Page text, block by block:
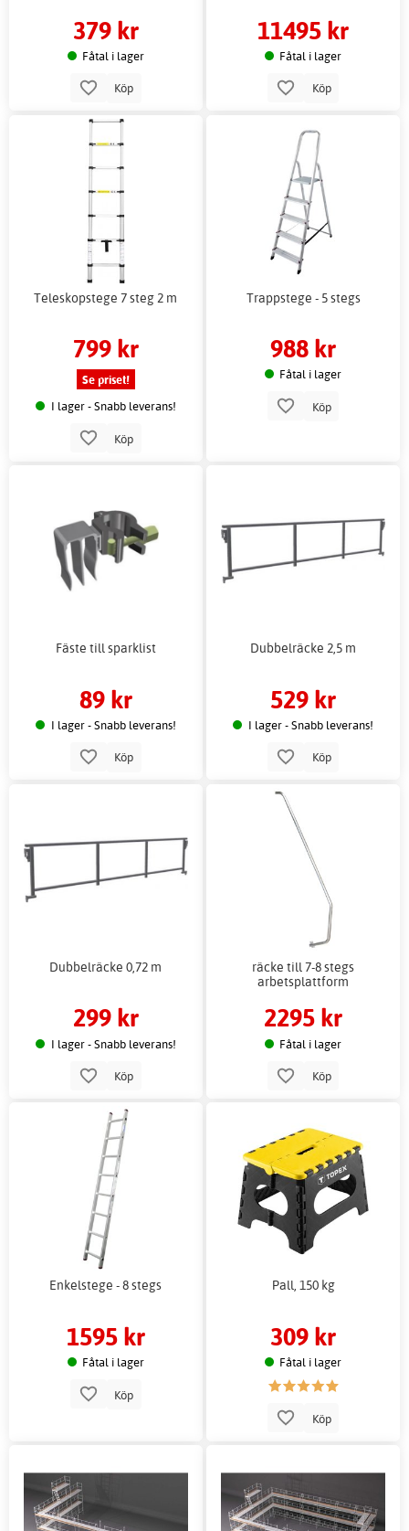
379 kr
Fåtal i lager
Köp
11495 kr
Fåtal i lager
Köp
Teleskopstege 7 steg 2 m
799 kr
Se priset!
I lager - Snabb leverans!
Köp
Trappstege - 5 stegs
988 kr
Fåtal i lager
Köp
Fäste till sparklist
89 kr
I lager - Snabb leverans!
Köp
Dubbelräcke 2,5 m
529 kr
I lager - Snabb leverans!
Köp
Dubbelräcke 0,72 m
299 kr
I lager - Snabb leverans!
Köp
räcke till 7-8 stegs
arbetsplattform
2295 kr
Fåtal i lager
Köp
Enkelstege - 8 stegs
1595 kr
Fåtal i lager
Köp
Pall, 150 kg
309 kr
Fåtal i lager
Köp